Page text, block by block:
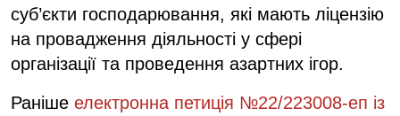
суб’єкти господарювання, які мають ліцензію
на провадження діяльності у сфері
організації та проведення азартних ігор.
Раніше електронна петиція №22/223008-еп із